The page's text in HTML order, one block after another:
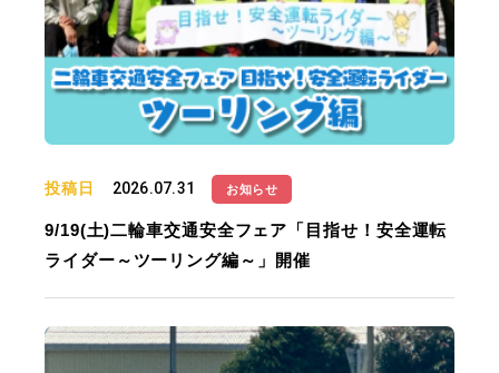
投稿日 2026.07.31 お知らせ
9/19(土)二輪車交通安全フェア「目指せ！安全運転
ライダー～ツーリング編～」開催